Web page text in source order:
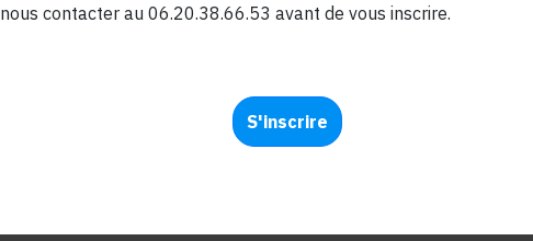
nous contacter au 06.20.38.66.53 avant de vous inscrire.
S'inscrire